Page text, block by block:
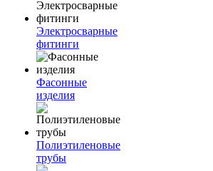
Электросварные
фитинги
Фасонные
изделия
Полиэтиленовые
трубы